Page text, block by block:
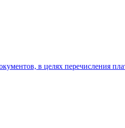
в целях перечисления